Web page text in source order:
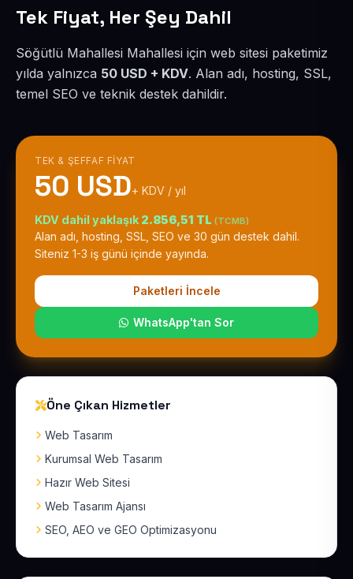
Tek Fiyat, Her Şey Dahil
Söğütlü Mahallesi Mahallesi için web sitesi paketimiz
yılda yalnızca 50 USD + KDV. Alan adı, hosting, SSL,
temel SEO ve teknik destek dahildir.
TEK & ŞEFFAF FIYAT
50 USD+ KDV / yıl
KDV dahil yaklaşık 2.856,51 TL (TCMB)
Alan adı, hosting, SSL, SEO ve 30 gün destek dahil.
Siteniz 1-3 iş günü içinde yayında.
Paketleri İncele
WhatsApp'tan Sor
Öne Çıkan Hizmetler
Web Tasarım
Kurumsal Web Tasarım
Hazır Web Sitesi
Web Tasarım Ajansı
SEO, AEO ve GEO Optimizasyonu